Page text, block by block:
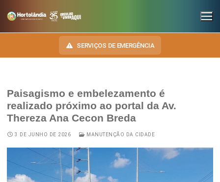
SERVIÇOS DE EMERGÊNCIA
INSTITUCIONAL
SECRETARIAS
Administração e Gestão de Pessoal
Assuntos Jurídicos
Cultura
NOSSA CIDADE
HINO, BRASÃO E BANDEIRA
Autoridades do Município
TRANSPARÊNCIA
OUVIDORIA
Paisagismo e embelezamento é
realizado próximo ao portal da Av.
Thereza Ana Cecon Breda
3 DE JUNHO DE 2026 MANUTENÇÃO DA CIDADE